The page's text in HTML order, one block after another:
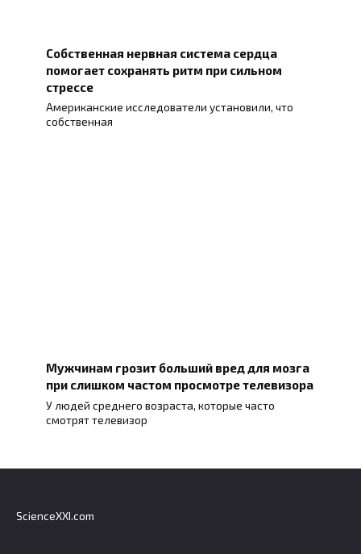
Собственная нервная система сердца
помогает сохранять ритм при сильном
стрессе
Американские исследователи установили, что
собственная
Мужчинам грозит больший вред для мозга
при слишком частом просмотре телевизора
У людей среднего возраста, которые часто
смотрят телевизор
ScienceXXI.com